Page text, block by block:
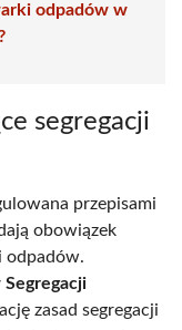
odpadów w
segregacji
przepisami
obowiązek
odpadów.
zasad segregacji